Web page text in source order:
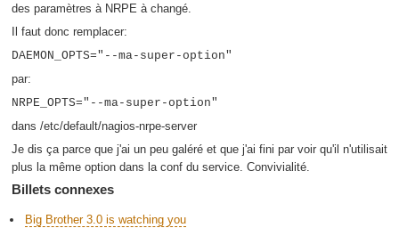
des paramètres à NRPE à changé.
Il faut donc remplacer:
DAEMON_OPTS="--ma-super-option"
par:
NRPE_OPTS="--ma-super-option"
dans /etc/default/nagios-nrpe-server
Je dis ça parce que j'ai un peu galéré et que j'ai fini par voir qu'il n'utilisait
plus la même option dans la conf du service. Convivialité.
Billets connexes
Big Brother 3.0 is watching you